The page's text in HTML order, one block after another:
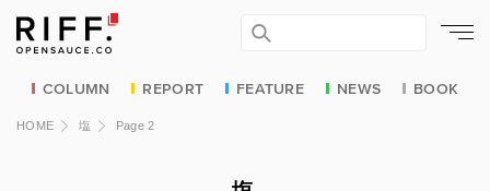
COLUMN REPORT FEATURE NEWS BOOK
HOME 塩 Page 2